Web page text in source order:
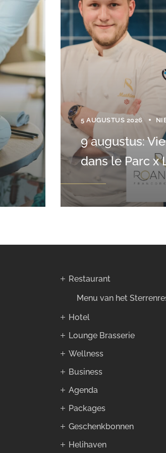
5 AUGUSTUS 2026
9 augustus:
dans le Parc x
Restaurant
Menu van het
Hotel
Lounge Brasserie
Wellness
Business
Agenda
Packages
Geschenkbonnen
Helihaven